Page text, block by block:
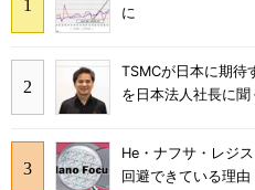
に
TSMCが日本に期
を日本法人社長に聞
He・ナフサ・レジ
回避できている理由